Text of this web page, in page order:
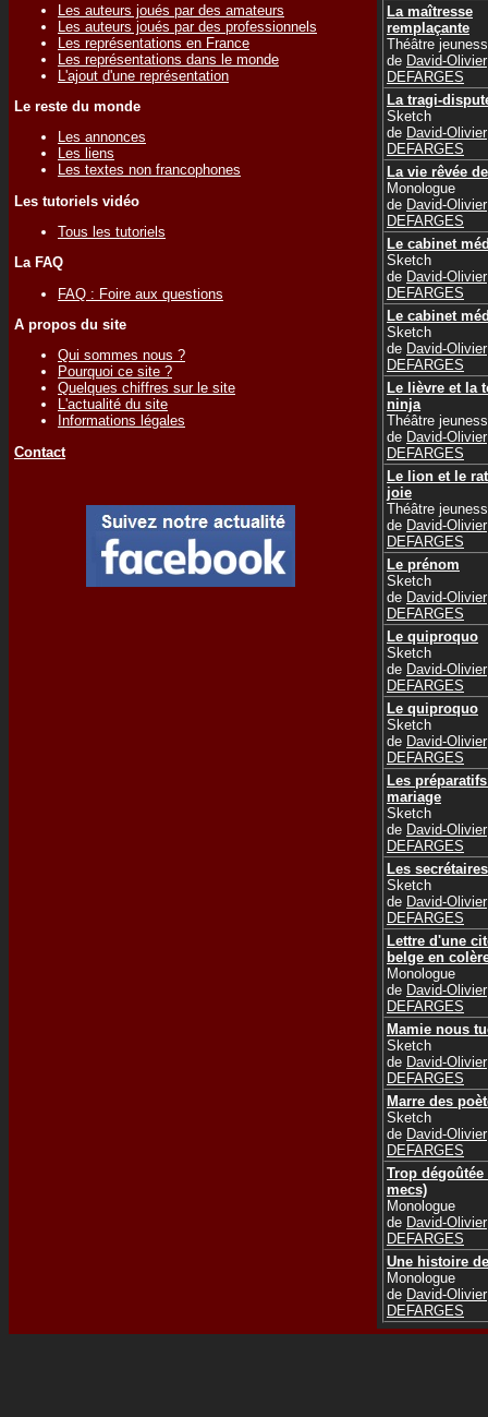
Les auteurs joués par des amateurs
Les auteurs joués par des professionnels
Les représentations en France
Les représentations dans le monde
L'ajout d'une représentation
Le reste du monde
Les annonces
Les liens
Les textes non francophones
Les tutoriels vidéo
Tous les tutoriels
La FAQ
FAQ : Foire aux questions
A propos du site
Qui sommes nous ?
Pourquoi ce site ?
Quelques chiffres sur le site
L'actualité du site
Informations légales
Contact
La maîtresse
remplaçante
Théâtre
de David-Olivier
DEFARGES
La tragi-
Sketch
de David-Olivier
DEFARGES
La vie rêvée
Monologue
de David-Olivier
DEFARGES
Le cabinet
Sketch
de David-Olivier
DEFARGES
Le cabinet
Sketch
de David-Olivier
DEFARGES
Le lièvre et la
ninja
Théâtre
de David-Olivier
DEFARGES
Le lion et le
joie
Théâtre
de David-Olivier
DEFARGES
Le prénom
Sketch
de David-Olivier
DEFARGES
Le quiproquo
Sketch
de David-Olivier
DEFARGES
Le quiproquo
Sketch
de David-Olivier
DEFARGES
Les
mariage
Sketch
de David-Olivier
DEFARGES
Les secrétaires
Sketch
de David-Olivier
DEFARGES
Lettre d'une
belge en
Monologue
de David-Olivier
DEFARGES
Mamie nous
Sketch
de David-Olivier
DEFARGES
Marre des
Sketch
de David-Olivier
DEFARGES
Trop dégoûtée
mecs)
Monologue
de David-Olivier
DEFARGES
Une histoire
Monologue
de David-Olivier
DEFARGES